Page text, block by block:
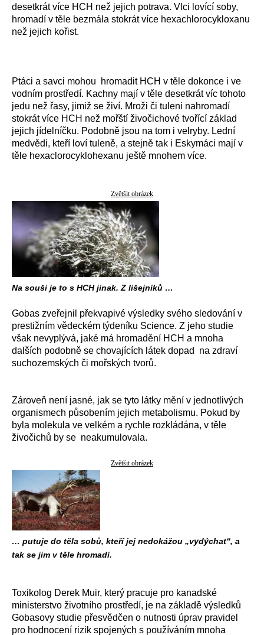
desetkrát více HCH než jejich potrava. Vlci lovící soby,
hromadí v těle bezmála stokrát více hexachlorocykloxanu
než jejich kořist.
Ptáci a savci mohou hromadit HCH v těle dokonce i ve
vodním prostředí. Kachny mají v těle desetkrát víc tohoto
jedu než řasy, jimiž se živí. Mroži či tuleni nahromadí
stokrát více HCH než mořští živočichové tvořící základ
jejich jídelníčku. Podobně jsou na tom i velryby. Lední
medvědi, kteří loví tuleně, a stejně tak i Eskymáci mají v
těle hexaclorocyklohexanu ještě mnohem více.
Zvětšit obrázek
Na souši je to s HCH jinak. Z lišejníků …
Gobas zveřejnil překvapivé výsledky svého sledování v
prestižním vědeckém týdeníku Science. Z jeho studie
však nevyplývá, jaké má hromadění HCH a mnoha
dalších podobně se chovajících látek dopad na zdraví
suchozemských či mořských tvorů.
Zároveň není jasné, jak se tyto látky mění v jednotlivých
organismech působením jejich metabolismu. Pokud by
byla molekula ve velkém a rychle rozkládána, v těle
živočichů by se neakumulovala.
Zvětšit obrázek
… putuje do těla sobů, kteří jej nedokážou „vydýchat“, a
tak se jim v těle hromadí.
Toxikolog Derek Muir, který pracuje pro kanadské
ministerstvo životního prostředí, je na základě výsledků
Gobasovy studie přesvědčen o nutnosti úprav pravidel
pro hodnocení rizik spojených s používáním mnoha